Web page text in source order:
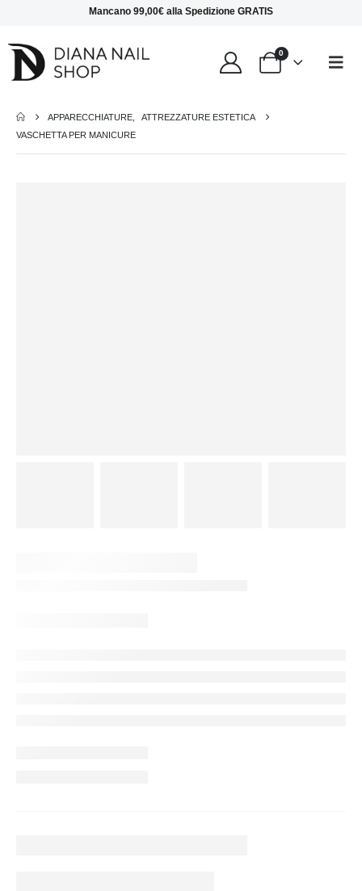
Mancano 99,00€ alla Spedizione GRATIS
0
APPARECCHIATURE
ATTREZZATURE ESTETICA
VASCHETTA PER MANICURE